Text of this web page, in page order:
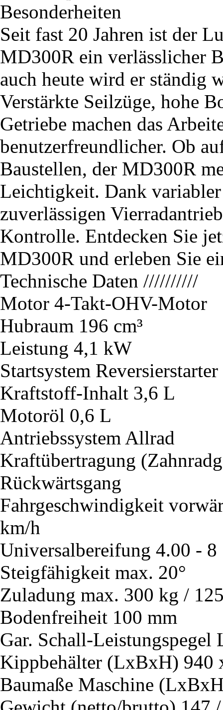
Besonderheiten
Seit fast 20 Jahren ist der
MD300R ein verlässlicher
auch heute wird er ständig
Verstärkte Seilzüge, hohe
Getriebe machen das
benutzerfreundlicher. Ob
Baustellen, der MD300R
Leichtigkeit. Dank
zuverlässigen
Kontrolle. Entdecken Sie
MD300R und erleben Sie
Technische Daten //////////
Motor 4-Takt-OHV-Motor
Hubraum 196 cm³
Leistung 4,1 kW
Startsystem Reversierstarter
Kraftstoff-Inhalt 3,6 L
Motoröl 0,6 L
Antriebssystem Allrad
Kraftübertragung
Rückwärtsgang
Fahrgeschwindigkeit
km/h
Universalbereifung 4.00 - 8
Steigfähigkeit max. 20°
Zuladung max. 300 kg /
Bodenfreiheit 100 mm
Gar. Schall-Leistungspegel
Kippbehälter (LxBxH) 940
Baumaße Maschine